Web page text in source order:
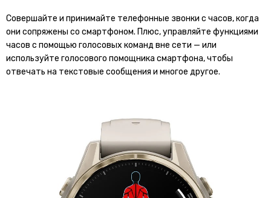
Совершайте и принимайте телефонные звонки с часов, когда
они сопряжены со смартфоном. Плюс, управляйте функциями
часов с помощью голосовых команд вне сети — или
используйте голосового помощника смартфона, чтобы
отвечать на текстовые сообщения и многое другое.